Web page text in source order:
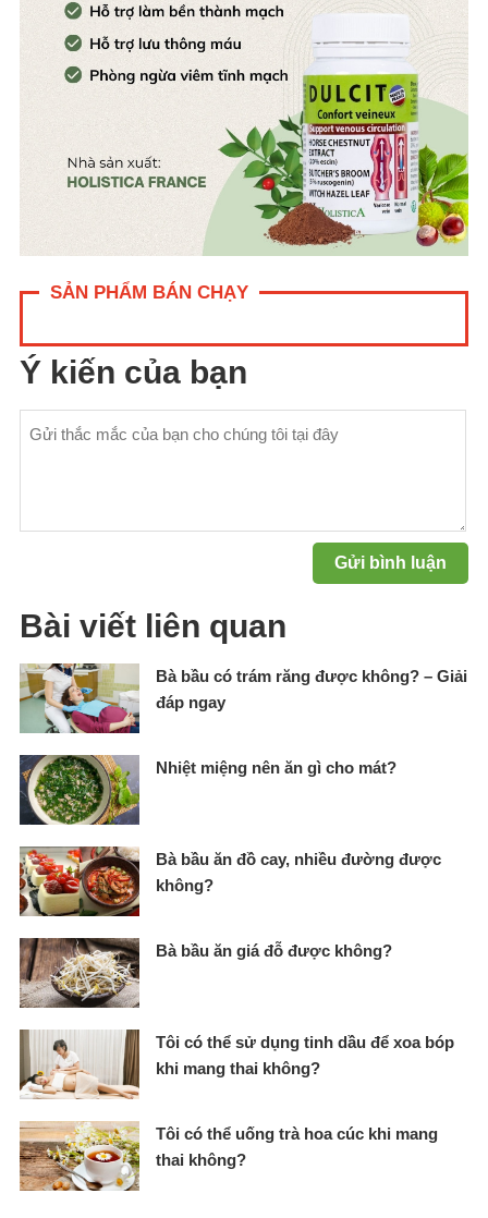
SẢN PHẨM BÁN CHẠY
Ý kiến của bạn
Bài viết liên quan
Bà bầu có trám răng được không? – Giải
đáp ngay
Nhiệt miệng nên ăn gì cho mát?
Bà bầu ăn đồ cay, nhiều đường được
không?
Bà bầu ăn giá đỗ được không?
Tôi có thể sử dụng tinh dầu để xoa bóp
khi mang thai không?
Tôi có thể uống trà hoa cúc khi mang
thai không?